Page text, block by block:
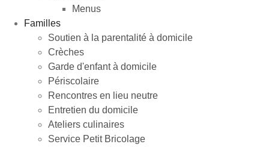
Menus
Familles
Soutien à la parentalité à domicile
Crèches
Garde d'enfant à domicile
Périscolaire
Rencontres en lieu neutre
Entretien du domicile
Ateliers culinaires
Service Petit Bricolage